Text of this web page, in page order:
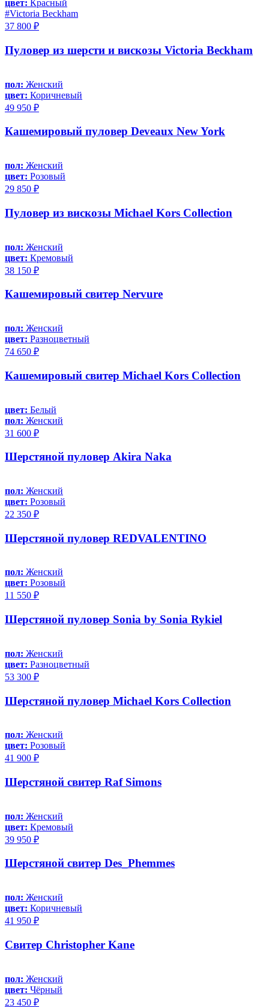
цвет: Красный
#Victoria Beckham
37 800 ₽
Пуловер из шерсти и вискозы Victoria Beckham
пол: Женский
цвет: Коричневый
49 950 ₽
Кашемировый пуловер Deveaux New York
пол: Женский
цвет: Розовый
29 850 ₽
Пуловер из вискозы Michael Kors Collection
пол: Женский
цвет: Кремовый
38 150 ₽
Кашемировый свитер Nervure
пол: Женский
цвет: Разноцветный
74 650 ₽
Кашемировый свитер Michael Kors Collection
цвет: Белый
пол: Женский
31 600 ₽
Шерстяной пуловер Akira Naka
пол: Женский
цвет: Розовый
22 350 ₽
Шерстяной пуловер REDVALENTINO
пол: Женский
цвет: Розовый
11 550 ₽
Шерстяной пуловер Sonia by Sonia Rykiel
пол: Женский
цвет: Разноцветный
53 300 ₽
Шерстяной пуловер Michael Kors Collection
пол: Женский
цвет: Розовый
41 900 ₽
Шерстяной свитер Raf Simons
пол: Женский
цвет: Кремовый
39 950 ₽
Шерстяной свитер Des_Phemmes
пол: Женский
цвет: Коричневый
41 950 ₽
Свитер Christopher Kane
пол: Женский
цвет: Чёрный
23 450 ₽